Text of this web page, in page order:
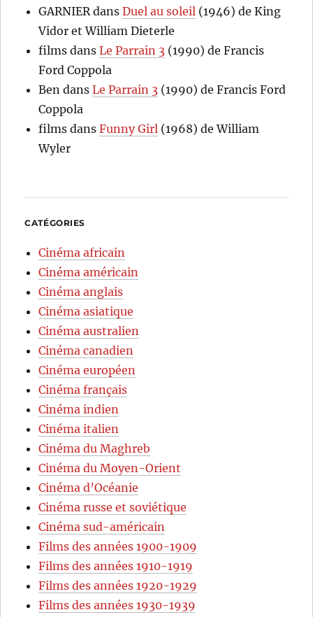
GARNIERdansDuel au soleil (1946) de King
Vidor et William Dieterle
films dansLe Parrain 3 (1990) de Francis
Ford Coppola
Ben dansLe Parrain 3 (1990) de Francis Ford
Coppola
films dansFunny Girl (1968) de William
Wyler
CATÉGORIES
Cinéma africain
Cinéma américain
Cinéma anglais
Cinéma asiatique
Cinéma australien
Cinéma canadien
Cinéma européen
Cinéma français
Cinéma indien
Cinéma italien
Cinéma du Maghreb
Cinéma du Moyen-Orient
Cinéma d’Océanie
Cinéma russe et soviétique
Cinéma sud-américain
Films des années 1900-1909
Films des années 1910-1919
Films des années 1920-1929
Films des années 1930-1939